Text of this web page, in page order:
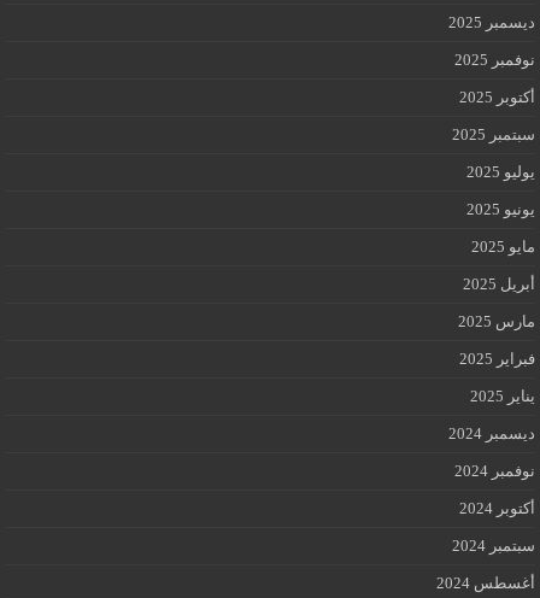
ديسمبر 2025
نوفمبر 2025
أكتوبر 2025
سبتمبر 2025
يوليو 2025
يونيو 2025
مايو 2025
أبريل 2025
مارس 2025
فبراير 2025
يناير 2025
ديسمبر 2024
نوفمبر 2024
أكتوبر 2024
سبتمبر 2024
أغسطس 2024